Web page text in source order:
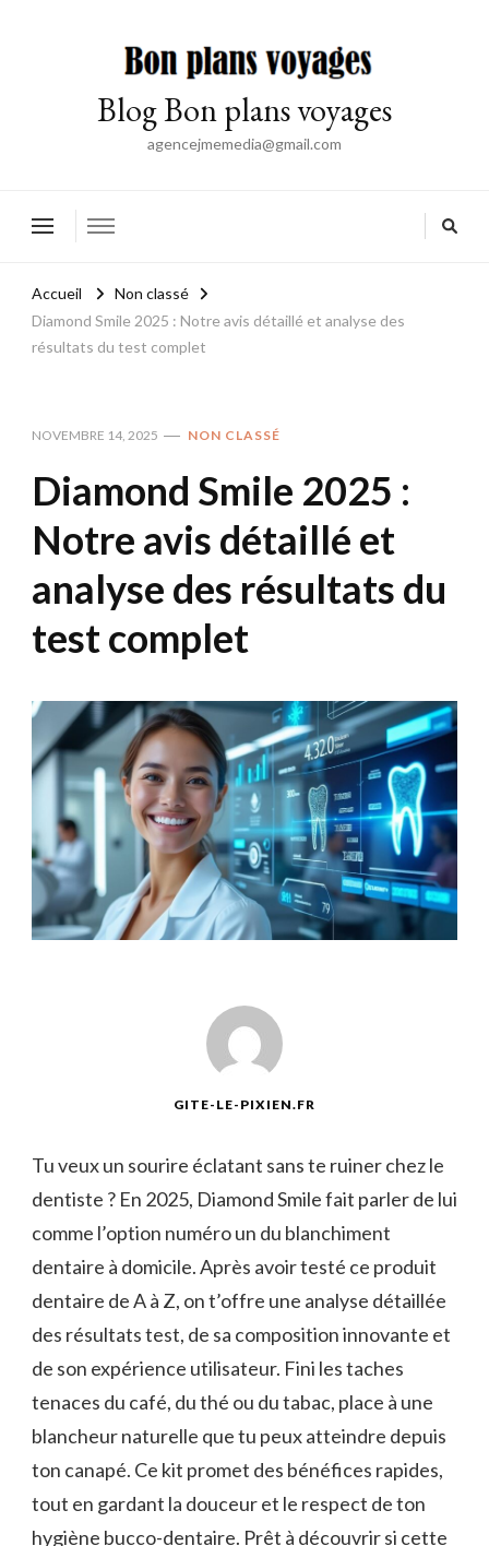
Blog Bon plans voyages
agencejmemedia@gmail.com
Accueil
Non classé
Diamond Smile 2025 : Notre avis détaillé et analyse des
résultats du test complet
NOVEMBRE 14, 2025 NON CLASSÉ
Diamond Smile 2025 :
Notre avis détaillé et
analyse des résultats du
test complet
GITE-LE-PIXIEN.FR
Tu veux un sourire éclatant sans te ruiner chez le
dentiste ? En 2025, Diamond Smile fait parler de lui
comme l’option numéro un du blanchiment
dentaire à domicile. Après avoir testé ce produit
dentaire de A à Z, on t’offre une analyse détaillée
des résultats test, de sa composition innovante et
de son expérience utilisateur. Fini les taches
tenaces du café, du thé ou du tabac, place à une
blancheur naturelle que tu peux atteindre depuis
ton canapé. Ce kit promet des bénéfices rapides,
tout en gardant la douceur et le respect de ton
hygiène bucco-dentaire. Prêt à découvrir si cette